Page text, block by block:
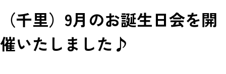
（千里）9月のお誕生日会を開
催いたしました♪